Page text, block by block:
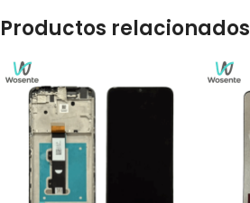
Productos relacionados